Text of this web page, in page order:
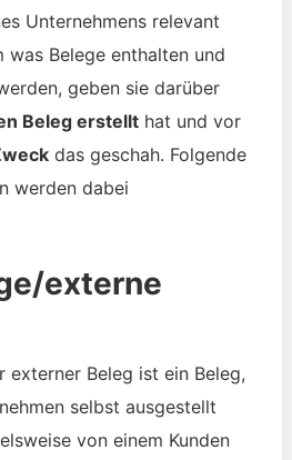
Unternehmens relevant
was Belege enthalten und
geben sie darüber
Beleg erstellthat und vor
das geschah. Folgende
werden dabei
externe
externer Beleg ist ein Beleg,
selbst ausgestellt
von einem Kunden